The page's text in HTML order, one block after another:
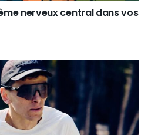
nerveux central dans vos